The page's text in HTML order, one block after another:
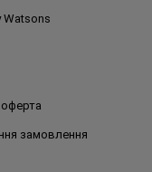
Watsons
оферта
замовлення